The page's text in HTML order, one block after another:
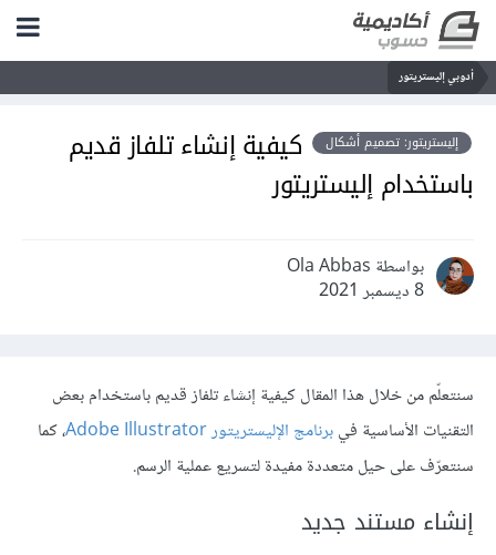
أدوبي إليستريتور
إليستريتور: تصميم أشكال
كيفية إنشاء تلفاز قديم
باستخدام إليستريتور
بواسطة Ola Abbas
8 ديسمبر 2021
سنتعلّم من خلال هذا المقال كيفية إنشاء تلفاز قديم باستخدام بعض
التقنيات الأساسية فيبرنامج الإليستريتور Adobe Illustrator
، كما
سنتعرّف على حيل متعددة مفيدة لتسريع عملية الرسم.
إنشاء مستند جديد